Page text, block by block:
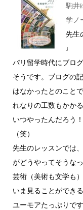
駒井
学ノ
先生
♩
パリ留学時代にブロ
そうです。ブログの
はなかったとのこと
れなりの工数もかか
いつやったんだろう
（笑）
先生のレッスンでは
がどうやってそうな
芸術（美術も文学も
いま見ることができ
ユーモアたっぷりです